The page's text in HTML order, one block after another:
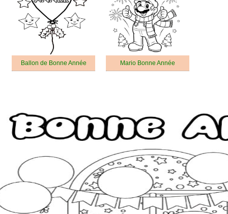
Ballon de Bonne Année Mario Bonne Année